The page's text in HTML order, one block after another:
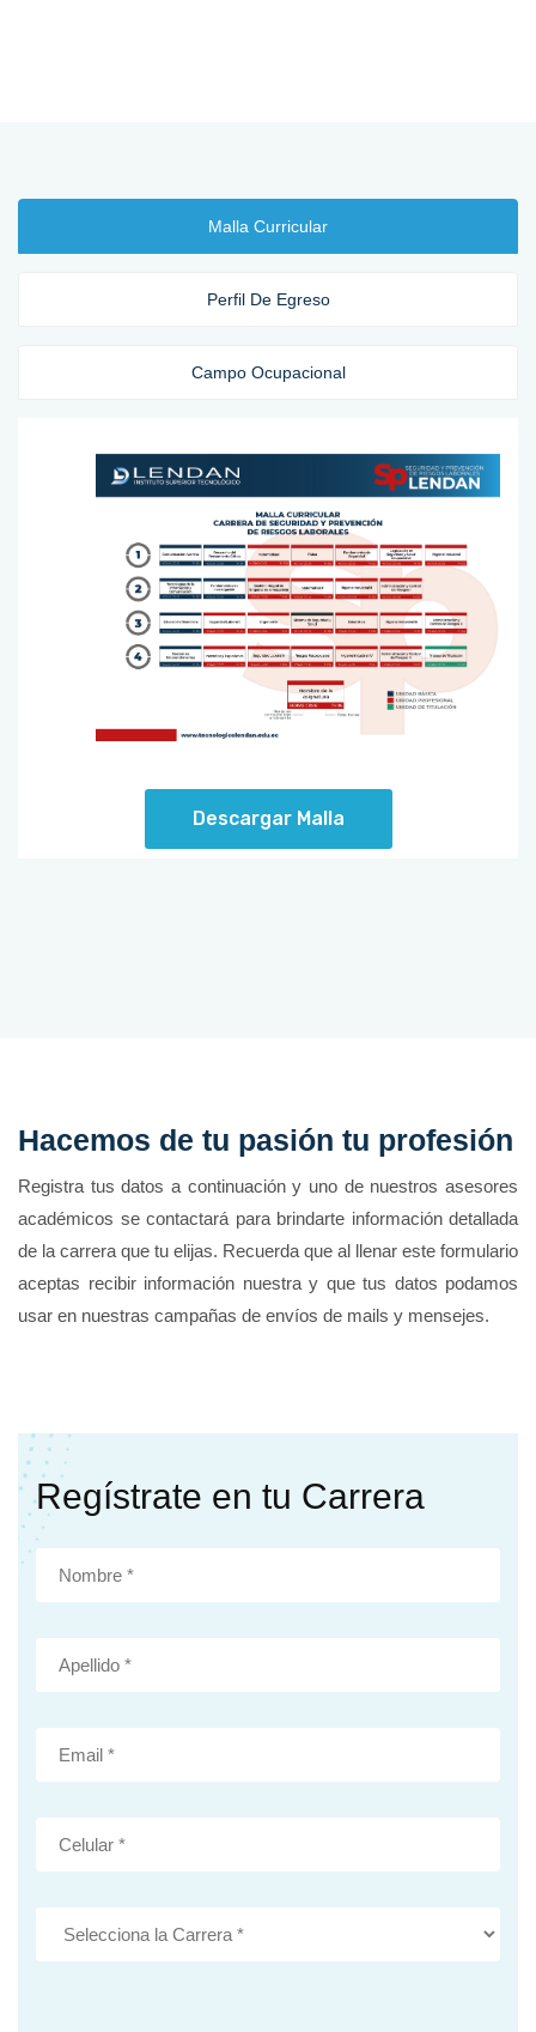
Malla Curricular
Perfil De Egreso
Campo Ocupacional
Descargar Malla
Hacemos de tu pasión tu profesión
Registra tus datos a continuación y uno de nuestros asesores
académicos se contactará para brindarte información detallada
de la carrera que tu elijas. Recuerda que al llenar este formulario
aceptas recibir información nuestra y que tus datos podamos
usar en nuestras campañas de envíos de mails y mensejes.
Regístrate en tu Carrera